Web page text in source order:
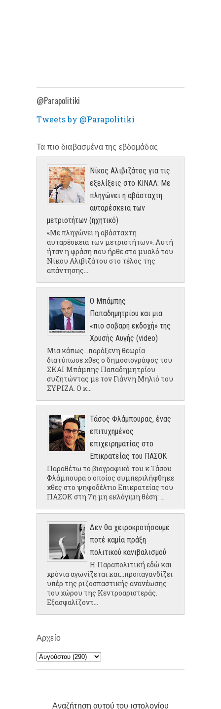
@Parapolitiki
Tweets by @Parapolitiki
Τα πιο διαβασμένα της εβδομάδας
Νίκος Αλιβιζάτος για τις
εξελίξεις στο ΚΙΝΑΛ: Με
πληγώνει η αβάσταχτη
αυταρέσκεια των
μετριοτήτων (ηχητικό)
«Με πληγώνει η αβάσταχτη
αυταρέσκεια των μετριοτήτων». Αυτή
ήταν η φράση που ήρθε στο μυαλό του
Νίκου Αλιβιζάτου στο τέλος της
απάντησης...
Ο Μπάμπης
Παπαδημητρίου και μια
«πιο σοβαρή εκδοχή» της
Χρυσής Αυγής (video)
Μια κάπως...παράξενη θεωρία
διατύπωσε χθες ο δημοσιογράφος του
ΣΚΑΙ Μπάμπης Παπαδημητρίου
συζητώντας με τον Γιάννη Μηλιό του
ΣΥΡΙΖΑ. Ο κ...
Τάσος Φλάμπουρας, ένας
επιτυχημένος
επιχειρηματίας στο
Επικρατείας του ΠΑΣΟΚ
Παραθέτω το βιογραφικό του κ.Τάσου
Φλάμπουρα ο οποίος συμπεριλήφθηκε
χθες στο ψηφοδέλτιο Επικρατείας του
ΠΑΣΟΚ στη 7η μη εκλόγιμη θέση: ...
Δεν θα χειροκροτήσουμε
ποτέ καμία πράξη
πολιτικού κανιβαλισμού
Η Παραπολιτική εδώ και
χρόνια αγωνίζεται και...προπαγανδίζει
υπέρ της ριζοσπαστικής ανανέωσης
του χώρου της Κεντροαριστεράς.
Εξασφαλίζοντ...
Αρχείο
Αναζήτηση αυτού του ιστολογίου